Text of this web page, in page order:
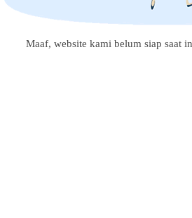
Maaf, website kami belum siap saat